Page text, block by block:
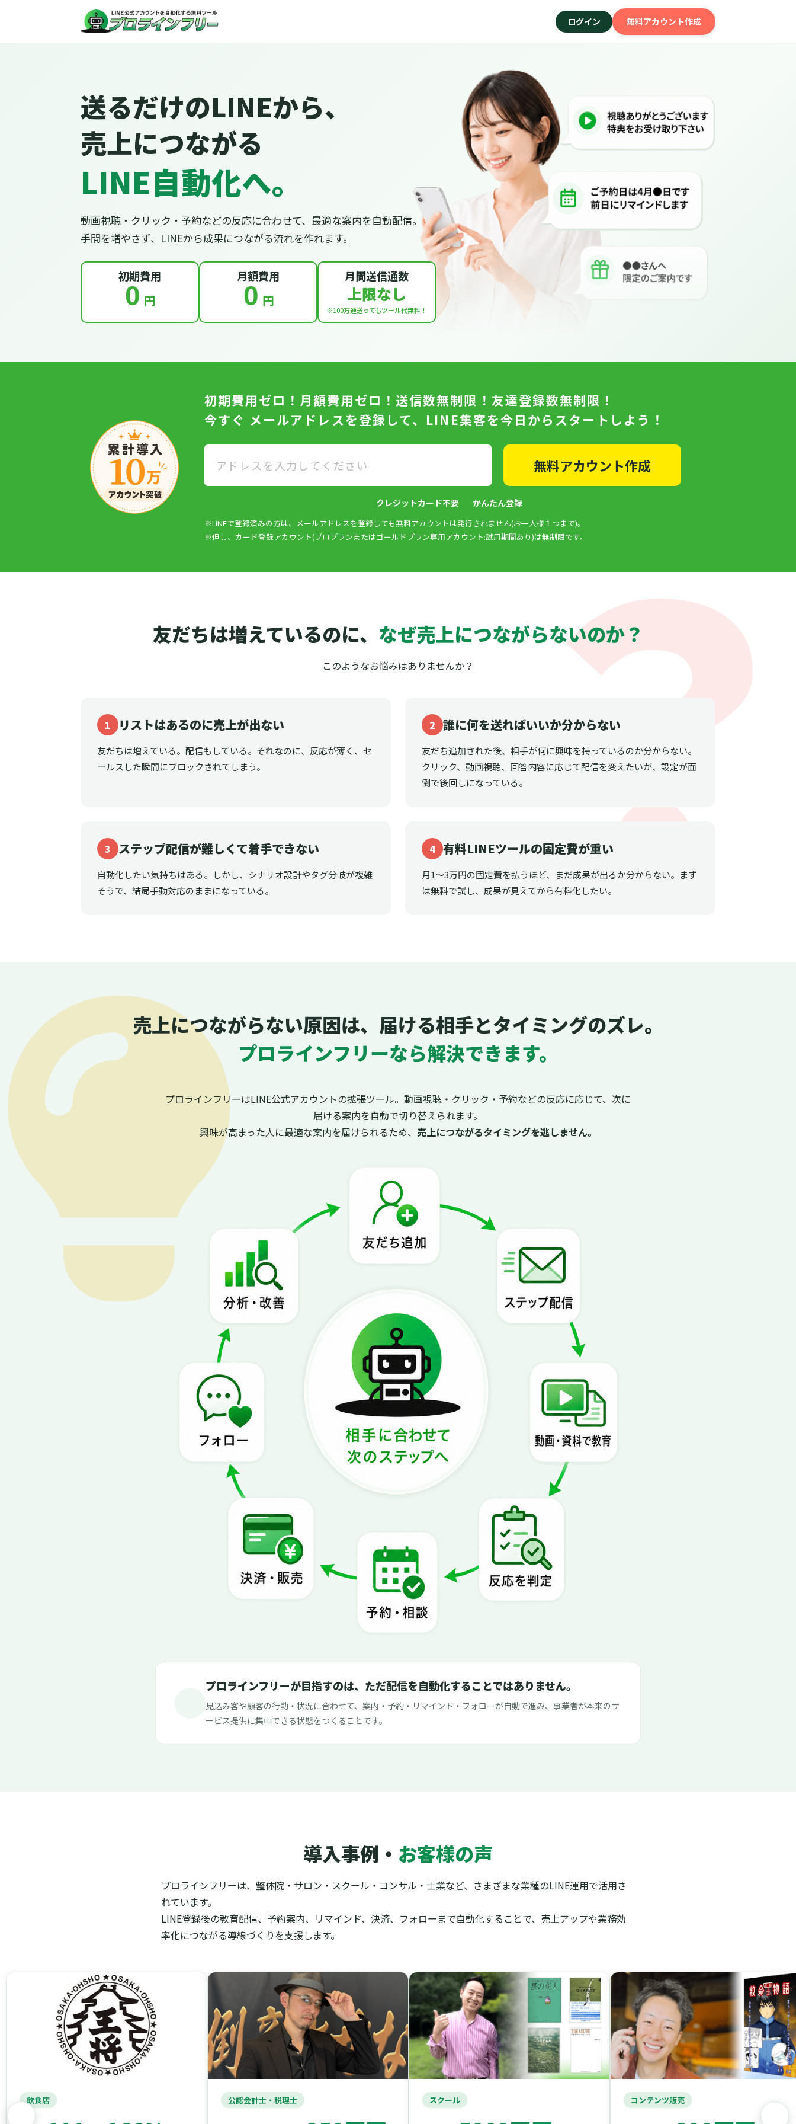
ログイン 無料アカウント作成
送るだけのLINEから、
売上につながる
LINE自動化へ。
動画視聴・クリック・予約などの反応に合わせて、最適な案内を自動配信。
手間を増やさず、LINEから成果につながる流れを作れます。
初期費用
0 円
月額費用
0 円
月間送信通数
上限なし
※100万通送ってもツール代無料！
初期費用ゼロ！月額費用ゼロ！送信数無制限！友達登録数無制限！
今すぐ メールアドレスを登録して、LINE集客を今日からスタートしよう！
無料アカウント作成
クレジットカード不要 かんたん登録
※LINEで登録済みの方は、メールアドレスを登録しても無料アカウントは発行されません(お一人様１つまで)。
※但し、カード登録アカウント(プロプランまたはゴールドプラン専用アカウント:試用期間あり)は無制限です。
友だちは増えているのに、 なぜ売上につながらないのか？
このようなお悩みはありませんか？
1 リストはあるのに売上が出ない
友だちは増えている。配信もしている。それなのに、反応が薄く、セ
ールスした瞬間にブロックされてしまう。
2 誰に何を送ればいいか分からない
友だち追加された後、相手が何に興味を持っているのか分からない。
クリック、動画視聴、回答内容に応じて配信を変えたいが、設定が面
倒で後回しになっている。
3 ステップ配信が難しくて着手できない
自動化したい気持ちはある。しかし、シナリオ設計やタグ分岐が複雑
そうで、結局手動対応のままになっている。
4 有料LINEツールの固定費が重い
月1〜3万円の固定費を払うほど、まだ成果が出るか分からない。まず
は無料で試し、成果が見えてから有料化したい。
売上につながらない原因は、届ける相手とタイミングのズレ。
プロラインフリーなら解決できます。
プロラインフリーはLINE公式アカウントの拡張ツール。動画視聴・クリック・予約などの反応に応じて、次に
届ける案内を自動で切り替えられます。
興味が高まった人に最適な案内を届けられるため、 売上につながるタイミングを逃しません。
プロラインフリーが目指すのは、ただ配信を自動化することではありません。
見込み客や顧客の行動・状況に合わせて、案内・予約・リマインド・フォローが自動で進み、事業者が本来のサ
ービス提供に集中できる状態をつくることです。
導入事例・ お客様の声
プロラインフリーは、整体院・サロン・スクール・コンサル・士業など、さまざまな業種のLINE運用で活用さ
れています。
LINE登録後の教育配信、予約案内、リマインド、決済、フォローまで自動化することで、売上アップや業務効
率化につながる導線づくりを支援します。
飲食店 公認会計士・税理士 スクール コンテンツ販売